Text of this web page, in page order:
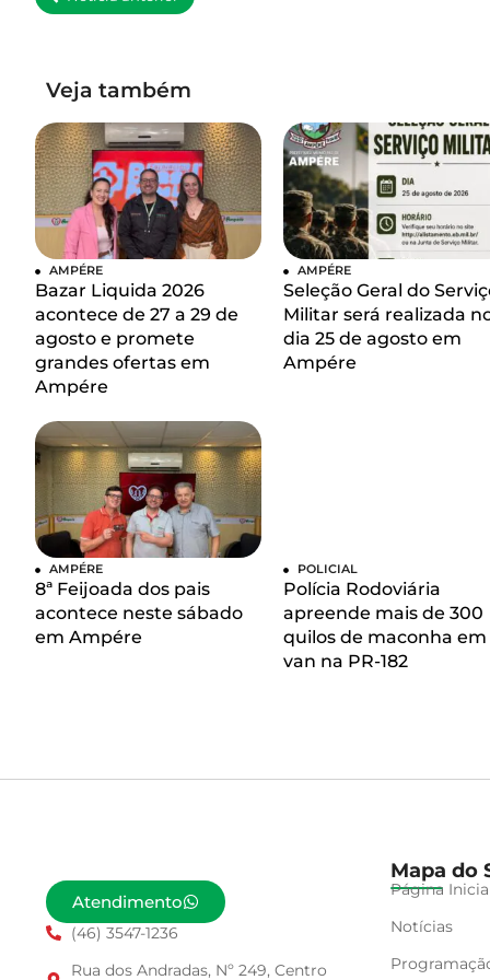
Veja também
AMPÉRE
Bazar Liquida 2026
acontece de 27 a 29 de
agosto e promete
grandes ofertas em
Ampére
AMPÉRE
Seleção Geral do
Militar será realizada
dia 25 de agosto em
Ampére
AMPÉRE
8ª Feijoada dos pais
acontece neste sábado
em Ampére
POLICIAL
Polícia Rodoviária
apreende mais de 300
quilos de maconha em
van na PR-182
Atendimento
(46) 3547-1236
Rua dos Andradas, Nº 249, Centro
Mapa do
Página
Notícias